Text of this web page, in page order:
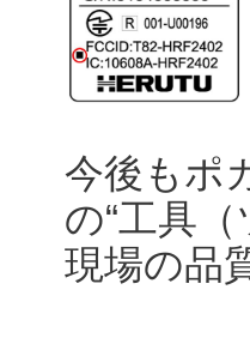
今後もポ
の“工具
現場の品